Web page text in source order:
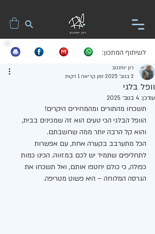
לשיתוף המתכון:
וופל בלגי
רון יוחננוב
2 בנוב׳ 2025
זמן קריאה 1 דקות
עודכן: 4 בנוב׳ 2025
תשכחו מהתורים ומהמחירים היקרים!
הוופל הבלגי הכי טעים הוא זה שמכינים בבית,
והוא קל הרבה יותר ממה שחשבתם.
הכל מתערבב בקערה אחת, עם אפשרות
לתחליפים שתמיד יש לכם במזווה. הכינו כמות
כפולה, כי כולם יחטפו אותם, ואל תשכחו את
הגרסה המלוחה – היא פשוט מטריפה.